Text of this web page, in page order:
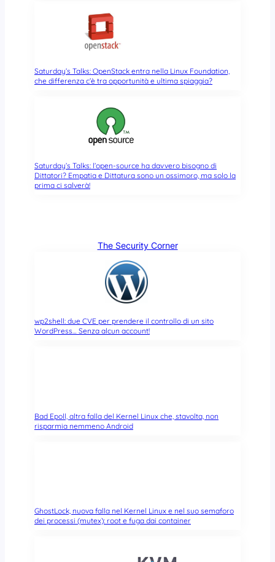
Saturday’s Talks: OpenStack entra nella Linux Foundation,
che differenza c’è tra opportunità e ultima spiaggia?
Saturday’s Talks: l’open-source ha davvero bisogno di
Dittatori? Empatia e Dittatura sono un ossimoro, ma solo la
prima ci salverà!
The Security Corner
wp2shell: due CVE per prendere il controllo di un sito
WordPress… Senza alcun account!
Bad Epoll, altra falla del Kernel Linux che, stavolta, non
risparmia nemmeno Android
GhostLock, nuova falla nel Kernel Linux e nel suo semaforo
dei processi (mutex): root e fuga dai container